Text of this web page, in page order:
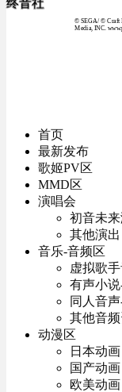
终音社
© SEGA / © Craft
Media, INC.
首页
最新发布
歌姬PV区
MMD区
演唱会
初音未
其他演出
音乐-音频区
虚拟歌
有声小说
同人音
其他音
动漫区
日本动画
国产动画
欧美动画